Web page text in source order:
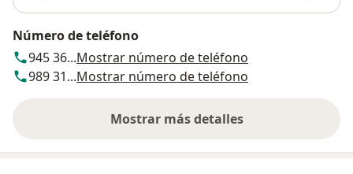
Número de teléfono
945 36...Mostrar número de teléfono
989 31...Mostrar número de teléfono
Mostrar más detalles
sobre la dirección